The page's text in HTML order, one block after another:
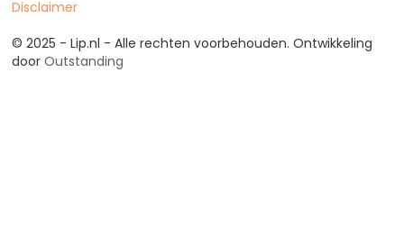
Disclaimer
© 2025 - Lip.nl - Alle rechten voorbehouden. Ontwikkeling
door Outstanding